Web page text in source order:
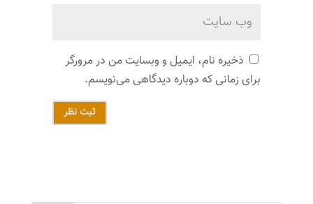
ذخیره نام، ایمیل و وبسایت من در مرورگر
برای زمانی که دوباره دیدگاهی می‌نویسم.
ثبت نظر